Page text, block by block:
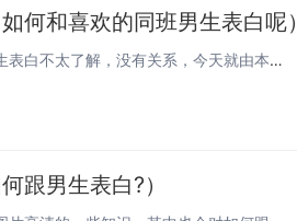
何和喜欢的同班男生表白呢）
大家好，如果您还对如何和喜欢的同班男生表白不太了解，没有关系，今天就由本站为大家分享如何和喜欢的同班男生表白的知识，包括如何和喜欢的同班男生表白呢的问题都会给大家分析到，还望可以解决大家的问题，下面我们就开始吧！ 初中女生向男生表白，同班，...
跟男生表白?）